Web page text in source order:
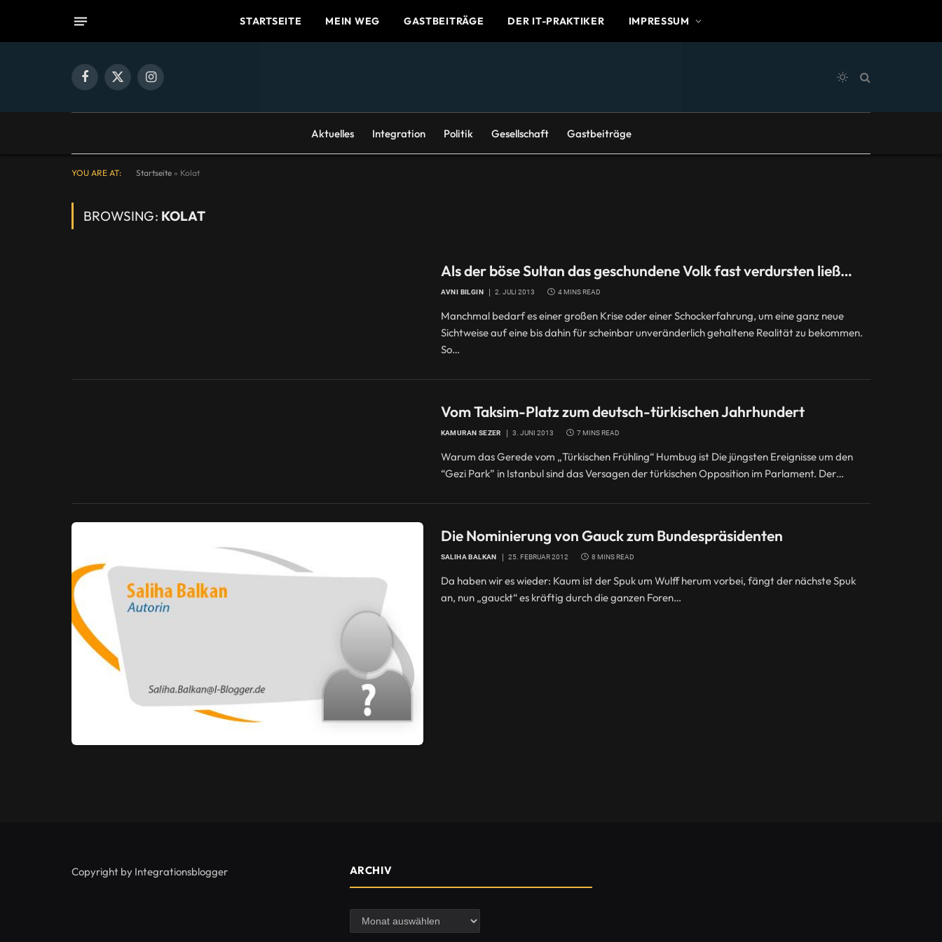
STARTSEITE MEIN WEG GASTBEITRÄGE DER IT-PRAKTIKER IMPRESSUM
Facebook
X
Instagram
Aktuelles Integration Politik Gesellschaft Gastbeiträge
YOU ARE AT: Startseite » Kolat
BROWSING: KOLAT
Als der böse Sultan das geschundene Volk fast verdursten ließ…
AVNI BILGIN 2. JULI 2013 4 MINS READ
Manchmal bedarf es einer großen Krise oder einer Schockerfahrung, um eine ganz neue
Sichtweise auf eine bis dahin für scheinbar unveränderlich gehaltene Realität zu bekommen.
So…
Vom Taksim-Platz zum deutsch-türkischen Jahrhundert
KAMURAN SEZER 3. JUNI 2013 7 MINS READ
Warum das Gerede vom „Türkischen Frühling“ Humbug ist Die jüngsten Ereignisse um den
“Gezi Park” in Istanbul sind das Versagen der türkischen Opposition im Parlament. Der…
Die Nominierung von Gauck zum Bundespräsidenten
SALIHA BALKAN 25. FEBRUAR 2012 8 MINS READ
Da haben wir es wieder: Kaum ist der Spuk um Wulff herum vorbei, fängt der nächste Spuk
an, nun „gauckt“ es kräftig durch die ganzen Foren…
Copyright by Integrationsblogger ARCHIV
Archiv